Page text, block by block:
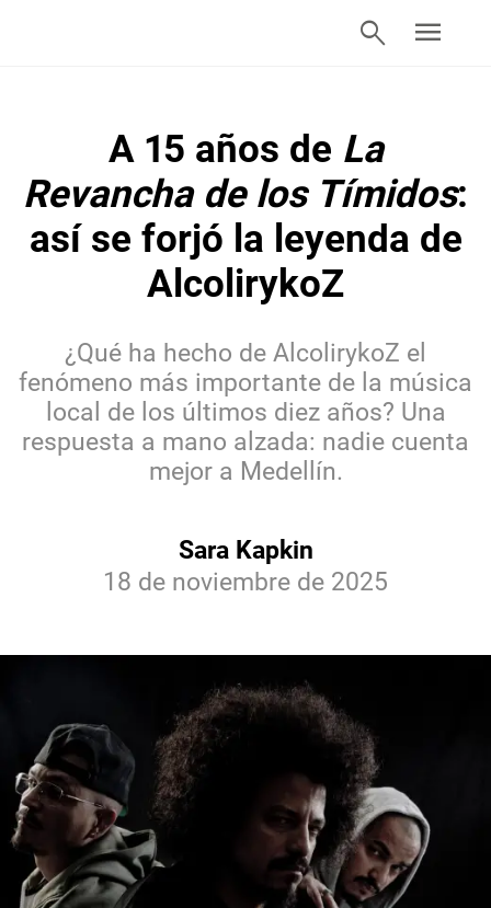
search menu
A 15 años de La
Revancha de los Tímidos:
así se forjó la leyenda de
AlcolirykoZ
¿Qué ha hecho de AlcolirykoZ el
fenómeno más importante de la música
local de los últimos diez años? Una
respuesta a mano alzada: nadie cuenta
mejor a Medellín.
Sara Kapkin
18 de noviembre de 2025